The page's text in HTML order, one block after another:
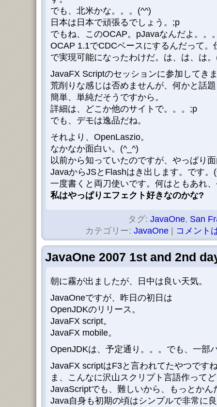
でも、北米かな。。。(^^)
日本は日本で頑張るでしょう。;p
でもね、このOCAP。pJavaなんだよ。。
OCAP 1.1でCDCベースにするんだって
で実現可能になったわけだ。は、は、は
JavaFX Scriptのセッションに参加してき
荒削りな感じは否めませんが、何かと話
簡単、単純だそうですから。
詳細は、どこか他のサイトで。。。;p
でも、デモは逸品だね。
それより、OpenLaszio。
なかなか面白い。(^_^)
以前から知っていたのですが、やっぱり
JavaからJSとFlashはき出します。です。
一度書くと両刀使いです。何はともあれ
私はやっぱりエフェクト好きなのかな?
タグ: JavaOne, San
カテゴリー: JavaOne コメント
JavaOne 2007 1st and 2nd
朝に霧が出ましたが、日中は良い天気。
JavaOneですが、昨日の初日は
OpenJDKのリリース。
JavaFX script。
JavaFX mobile。
OpenJDKは、予定通り。。。でも、一部
JavaFX scriptはF3と言われてたやつです
ま、こんなに沢山スクリプト言語作って
JavaScriptでも、難しいから、もっとかん
Java自身も初期の頃はシンプルで非常に